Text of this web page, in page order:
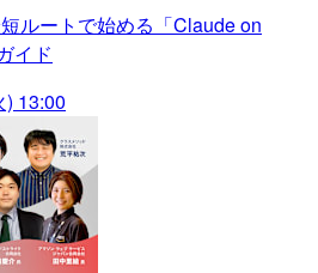
ルートで始める「Claude on
イド
13:00